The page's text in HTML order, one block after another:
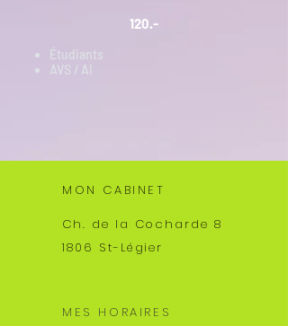
120.-
Étudiants
AVS / AI
MON CABINET
Ch. de la Cocharde 8
1806 St-Légier
MES HORAIRES